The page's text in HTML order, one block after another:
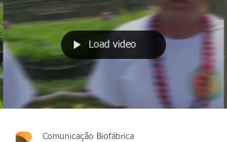
Load video
Comunicação Biofábrica